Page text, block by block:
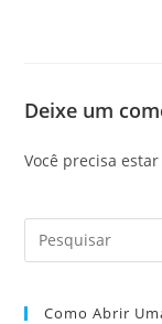
Deixe um
Você precisa
Como Abrir